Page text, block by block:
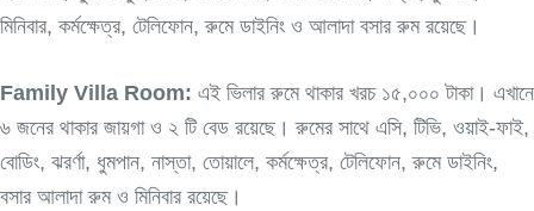
মিনিবার, কর্মক্ষেত্র, টেলিফোন, রুমে ডাইনিং ও আলাদা বসার রুম রয়েছে।
Family Villa Room: এই ভিলার রুমে থাকার খরচ ১৫,০০০ টাকা। এখানে
৬ জনের থাকার জায়গা ও ২ টি বেড রয়েছে। রুমের সাথে এসি, টিভি, ওয়াই-ফাই,
বোডিং, ঝরর্ণা, ধুমপান, নাস্তা, তোয়ালে, কর্মক্ষেত্র, টেলিফোন, রুমে ডাইনিং,
বসার আলাদা রুম ও মিনিবার রয়েছে।